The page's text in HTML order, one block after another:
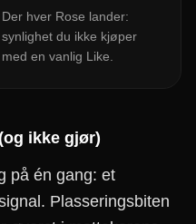
Der hver Rose lander:
synlighet du ikke kjøper
med en vanlig Like.
ikke gjør)
på én gang: et
Plasseringsbiten